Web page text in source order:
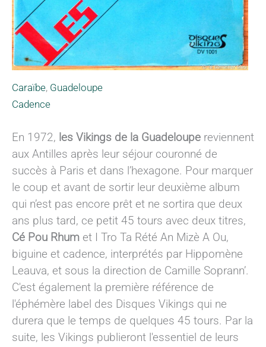
Caraïbe, Guadeloupe
Cadence
En 1972, les Vikings de la Guadeloupe reviennent
aux Antilles après leur séjour couronné de
succès à Paris et dans l’hexagone. Pour marquer
le coup et avant de sortir leur deuxième album
qui n’est pas encore prêt et ne sortira que deux
ans plus tard, ce petit 45 tours avec deux titres,
Cé Pou Rhum et I Tro Ta Rété An Mizè A Ou,
biguine et cadence, interprétés par Hippomène
Leauva, et sous la direction de Camille Soprann’.
C'est également la première référence de
l'éphémère label des Disques Vikings qui ne
durera que le temps de quelques 45 tours. Par la
suite, les Vikings publieront l'essentiel de leurs